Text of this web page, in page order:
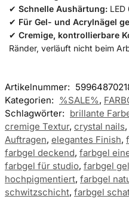
✔ Schnelle Aushärtung: LED
✔ Für Gel- und Acrylnägel
✔ Cremige, kontrollierbare
Ränder, verläuft nicht beim
Artikelnummer:
Kategorien: %SALE%,
Schlagwörter: brillante
cremige Textur, crystal nails,
Auftragen, elegantes Finish,
farbgel deckend, farbgel
farbgel für studio, farbgel
hochpigmentiert, farbgel
schwitzschicht, farbgel